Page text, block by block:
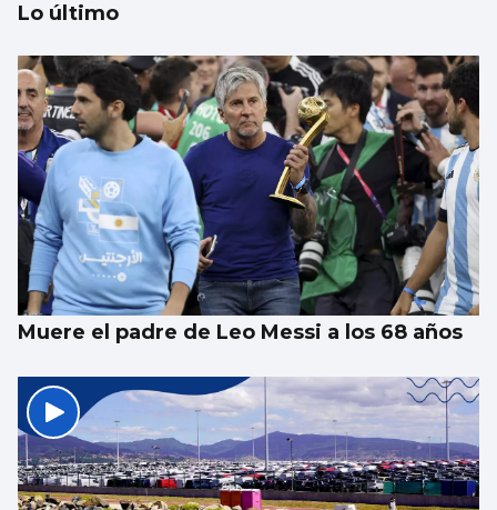
La UE lanza una campaña de ahorro
energético doméstico
Lo último
Muere el padre de Leo Messi a los 68 años